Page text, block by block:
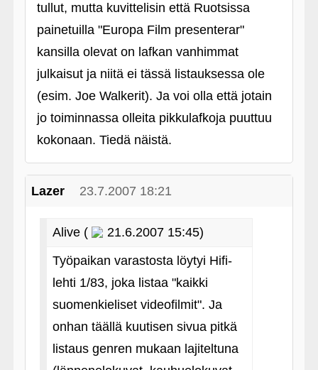
tullut, mutta kuvittelisin että Ruotsissa
painetuilla "Europa Film presenterar"
kansilla olevat on lafkan vanhimmat
julkaisut ja niitä ei tässä listauksessa ole
(esim. Joe Walkerit). Ja voi olla että jotain
jo toiminnassa olleita pikkulafkoja puuttuu
kokonaan. Tiedä näistä.
Lazer 23.7.2007 18:21
Alive (
21.6.2007 15:45)
Työpaikan varastosta löytyi Hifi-
lehti 1/83, joka listaa "kaikki
suomenkieliset videofilmit". Ja
onhan täällä kuutisen sivua pitkä
listaus genren mukaan lajiteltuna